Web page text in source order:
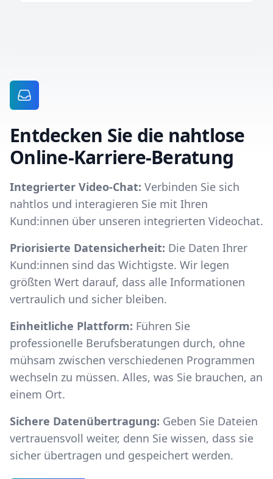
Entdecken Sie die nahtlose
Online-Karriere-Beratung
Integrierter Video-Chat: Verbinden Sie sich
nahtlos und interagieren Sie mit Ihren
Kund:innen über unseren integrierten Videochat.
Priorisierte Datensicherheit: Die Daten Ihrer
Kund:innen sind das Wichtigste. Wir legen
größten Wert darauf, dass alle Informationen
vertraulich und sicher bleiben.
Einheitliche Plattform: Führen Sie
professionelle Berufsberatungen durch, ohne
mühsam zwischen verschiedenen Programmen
wechseln zu müssen. Alles, was Sie brauchen, an
einem Ort.
Sichere Datenübertragung: Geben Sie Dateien
vertrauensvoll weiter, denn Sie wissen, dass sie
sicher übertragen und gespeichert werden.